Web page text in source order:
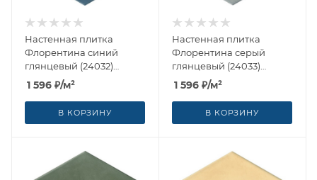
Настенная плитка
Флорентина синий
глянцевый (24032)
20x23.1x0.69 от Kerama
Marazzi (Россия)
1 596 ₽/м²
В КОРЗИНУ
Настенная плитка
Флорентина серый
глянцевый (24033)
20x23.1x0.69 от Kerama
Marazzi (Россия)
1 596 ₽/м²
В КОРЗИНУ